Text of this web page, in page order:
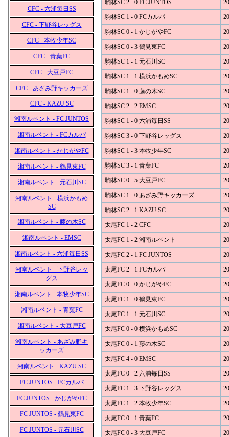
CFC - 六浦毎日SS
CFC - 下野谷レッグス
CFC - 本牧少年SC
CFC - 青葉FC
CFC - 大豆戸FC
CFC - あざみ野キッカーズ
CFC - KAZU SC
湘南ルベント - FC JUNTOS
湘南ルベント - FCカルパ
湘南ルベント - かじがやFC
湘南ルベント - 鶴見東FC
湘南ルベント - 元石川SC
湘南ルベント - 横浜かもめ
SC
湘南ルベント - 藤の木SC
湘南ルベント - EMSC
湘南ルベント - 六浦毎日SS
湘南ルベント - 下野谷レッ
グス
湘南ルベント - 本牧少年SC
湘南ルベント - 青葉FC
湘南ルベント - 大豆戸FC
湘南ルベント - あざみ野キ
ッカーズ
湘南ルベント - KAZU SC
FC JUNTOS - FCカルパ
FC JUNTOS - かじがやFC
FC JUNTOS - 鶴見東FC
FC JUNTOS - 元石川SC
駒林SC 2 - 0 FC JUNTOS
駒林SC 1 - 0 FCカルパ
駒林SC 0 - 1 かじがやFC
駒林SC 0 - 3 鶴見東FC
駒林SC 1 - 1 元石川SC
駒林SC 1 - 1 横浜かもめSC
駒林SC 1 - 0 藤の木SC
駒林SC 2 - 2 EMSC
駒林SC 1 - 0 六浦毎日SS
駒林SC 3 - 0 下野谷レッグス
駒林SC 1 - 3 本牧少年SC
駒林SC 3 - 1 青葉FC
駒林SC 0 - 5 大豆戸FC
駒林SC 1 - 0 あざみ野キッカーズ
駒林SC 2 - 1 KAZU SC
太尾FC 1 - 2 CFC
太尾FC 1 - 2 湘南ルベント
太尾FC 2 - 1 FC JUNTOS
太尾FC 2 - 1 FCカルパ
太尾FC 0 - 0 かじがやFC
太尾FC 1 - 0 鶴見東FC
太尾FC 1 - 1 元石川SC
太尾FC 0 - 0 横浜かもめSC
太尾FC 0 - 1 藤の木SC
太尾FC 4 - 0 EMSC
太尾FC 0 - 2 六浦毎日SS
太尾FC 1 - 3 下野谷レッグス
太尾FC 1 - 2 本牧少年SC
太尾FC 0 - 1 青葉FC
太尾FC 0 - 3 大豆戸FC